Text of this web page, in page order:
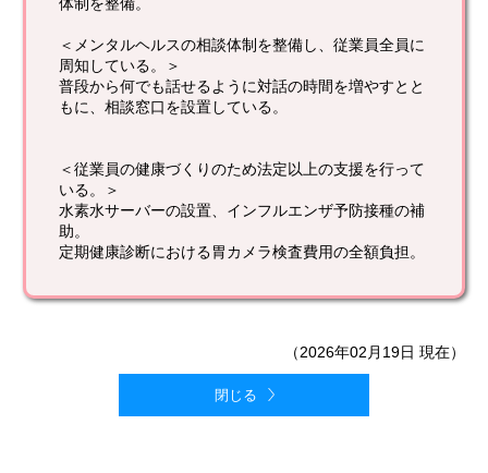
＜メンタルヘルスの相談体制を整備し、従業員全員に
周知している。＞
普段から何でも話せるように対話の時間を増やすとと
もに、相談窓口を設置している。
＜従業員の健康づくりのため法定以上の支援を行って
いる。＞
水素水サーバーの設置、インフルエンザ予防接種の補
助。
定期健康診断における胃カメラ検査費用の全額負担。
（2026年02月19日 現在）
閉じる